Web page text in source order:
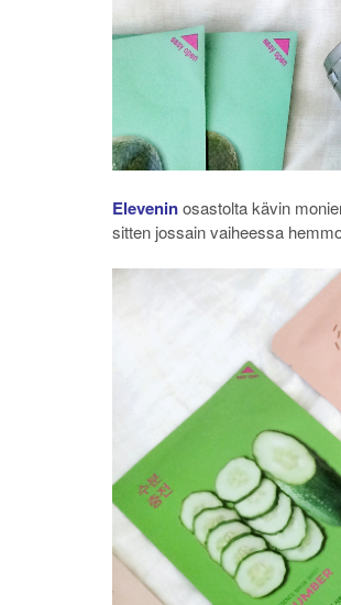
Eleveninosastolta kävin
sitten jossain vaiheessa